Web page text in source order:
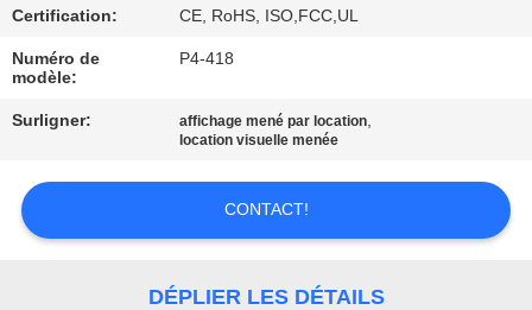
COMPANY
NEWS
PLAN
DU
SITE
Certification: CE, RoHS, ISO,FCC,UL
Numéro de
modèle:
P4-418
Surligner: affichage mené par location,
location visuelle menée
CONTACT!
DÉPLIER LES DÉTAILS